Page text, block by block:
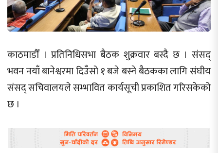
काठमाडौँ । प्रतिनिधिसभा बैठक शुक्रवार बस्दै छ । संसद्
भवन नयाँ बानेश्वरमा दिउँसो १ बजे बस्ने बैठकका लागि संघीय
संसद् सचिवालयले सम्भावित कार्यसूची प्रकाशित गरिसकेको
छ ।